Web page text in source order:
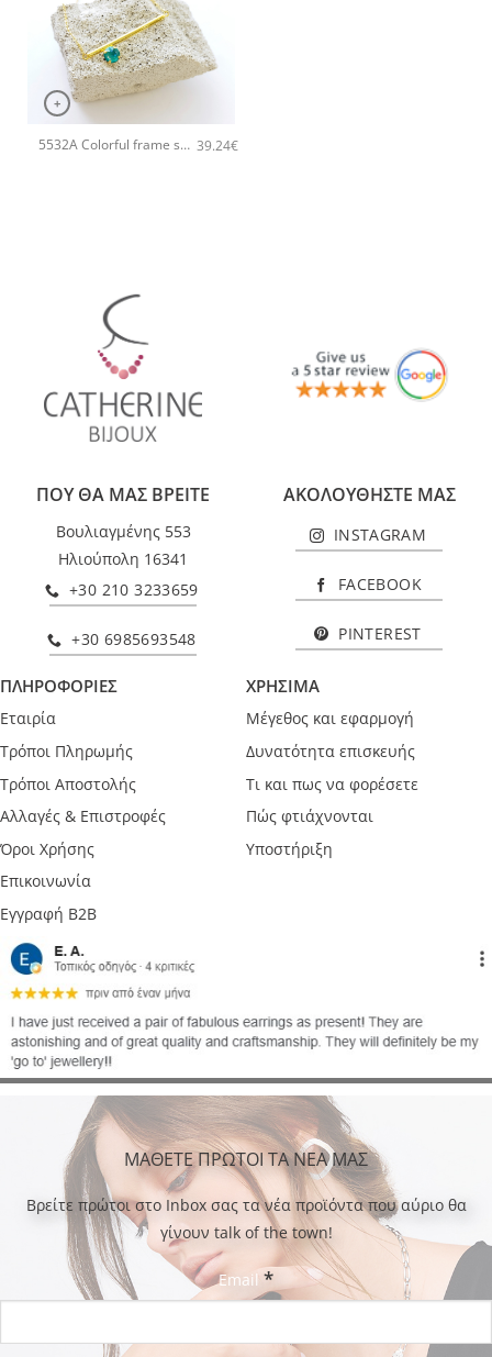
+
5532A Colorful frame small χειροποίητο κολιέ Catherine bijoux Ανοιχτό Πράσινο 39.24€
ΠΟΥ ΘΑ ΜΑΣ ΒΡΕΙΤΕ
Βουλιαγμένης 553
Ηλιούπολη 16341
+30 210 3233659
+30 6985693548
ΑΚΟΛΟΥΘΗΣΤΕ ΜΑΣ
INSTAGRAM
FACEBOOK
PINTEREST
ΠΛΗΡΟΦΟΡΙΕΣ
Εταιρία
Τρόποι Πληρωμής
Τρόποι Αποστολής
Αλλαγές & Επιστροφές
Όροι Χρήσης
Επικοινωνία
Εγγραφή B2B
ΧΡΗΣΙΜΑ
Μέγεθος και εφαρμογή
Δυνατότητα επισκευής
Τι και πως να φορέσετε
Πώς φτιάχνονται
Υποστήριξη
ΜΑΘΕΤΕ ΠΡΩΤΟΙ ΤΑ ΝΕΑ ΜΑΣ
Bρείτε πρώτοι στο Inbox σας τα νέα προϊόντα που αύριο θα
γίνουν talk of the town!
Email *